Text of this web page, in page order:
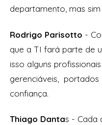
departamento, mas
Rodrigo Parisotto -
que a TI fará parte de
isso alguns
gerenciáveis,
confiança.
Thiago Dantas - Cada